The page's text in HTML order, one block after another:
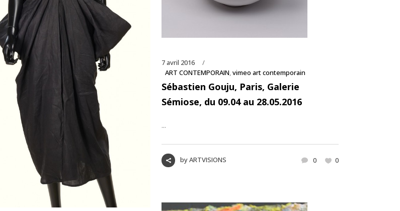
7 avril 2016
ART CONTEMPORAIN,vimeo art contemporain
Sébastien Gouju, Paris, Galerie
Sémiose, du 09.04 au 28.05.2016
...
byARTVISIONS 0 0